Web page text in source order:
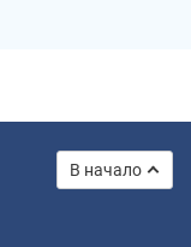
В начало